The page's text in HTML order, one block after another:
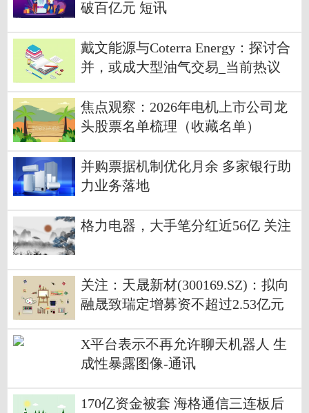
破百亿元 短讯
戴文能源与Coterra Energy：探讨合
并，或成大型油气交易_当前热议
焦点观察：2026年电机上市公司龙
头股票名单梳理（收藏名单）
并购票据机制优化月余 多家银行助
力业务落地
格力电器，大手笔分红近56亿 关注
关注：天晟新材(300169.SZ)：拟向
融晟致瑞定增募资不超过2.53亿元
X平台表示不再允许聊天机器人 生
成性暴露图像-通讯
170亿资金被套 海格通信三连板后